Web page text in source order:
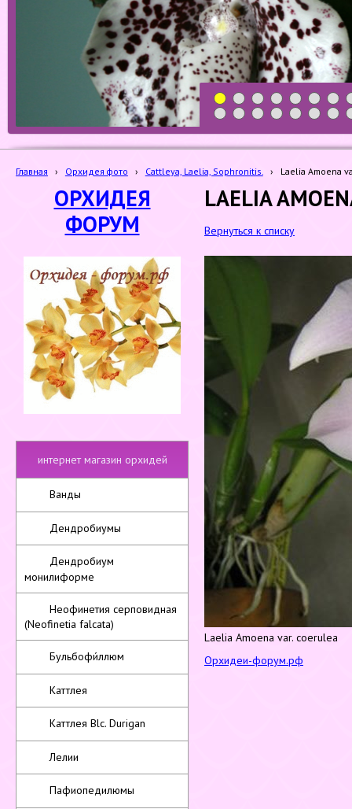
1 2 3 4 5 6 7
8
19 20 21 22 23 24 25
Главная › Орхидея фото › Cattleya, Laelia, Sophronitis. › Laelia Amoena
ОРХИДЕЯ
ФОРУМ
интернет магазин орхидей
Ванды
Дендробиумы
Дендробиум
монилиформе
Неофинетия серповидная
(Neofinetia falcata)
Бульбофи́ллюм
Каттлея
Каттлея Blc. Durigan
Лелии
Пафиопедилюмы
LAELIA
Вернуться к списку
Laelia Amoena var. coerulea
Орхидеи-форум.рф